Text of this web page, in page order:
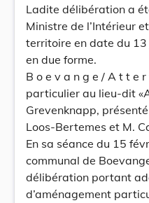
Ladite délibération a
Ministre de l’Intérieur
territoire en date du
en due forme.
B o e v a n g e / A t t e
particulier au lieu-dit
Grevenknapp,
Loos-Bertemes et M.
En sa séance du 15
communal de
délibération portant
d’aménagement